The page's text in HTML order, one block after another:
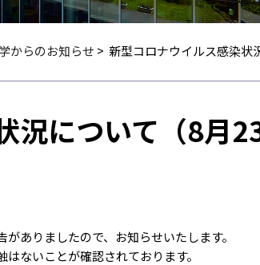
からのお知らせ > 新型コロナウイルス感染状
について（8月23
ありましたので、お知らせいたします。
ないことが確認されております。